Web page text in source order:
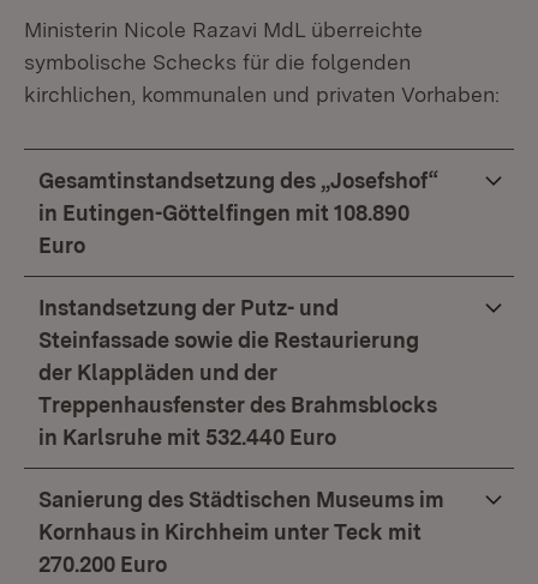
Ministerin Nicole Razavi MdL überreichte
symbolische Schecks für die folgenden
kirchlichen, kommunalen und privaten Vorhaben:
Gesamtinstandsetzung des „Josefshof“
in Eutingen-Göttelfingen mit 108.890
Euro
Instandsetzung der Putz- und
Steinfassade sowie die Restaurierung
der Klappläden und der
Treppenhausfenster des Brahmsblocks
in Karlsruhe mit 532.440 Euro
Sanierung des Städtischen Museums im
Kornhaus in Kirchheim unter Teck mit
270.200 Euro